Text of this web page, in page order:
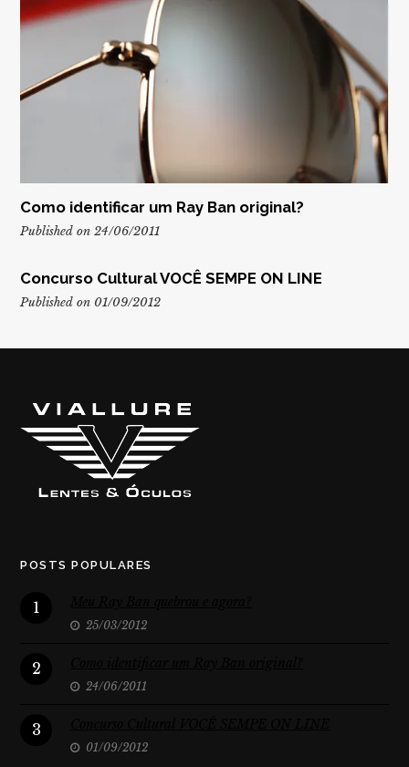
Como identificar um Ray Ban original?
Published on 24/06/2011
Concurso Cultural VOCÊ SEMPE ON LINE
Published on 01/09/2012
POSTS POPULARES
1
25/03/2012
2
24/06/2011
3
01/09/2012